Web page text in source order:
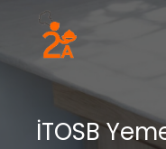
İTOSB